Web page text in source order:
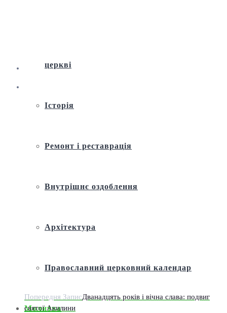
церкві
Історія
Ремонт і реставрація
Внутрішнє оздоблення
Архітектура
Православний церковний календар
Молитва
Попередня ЗаписДванадцять років і вічна слава: подвиг
святої Акилини